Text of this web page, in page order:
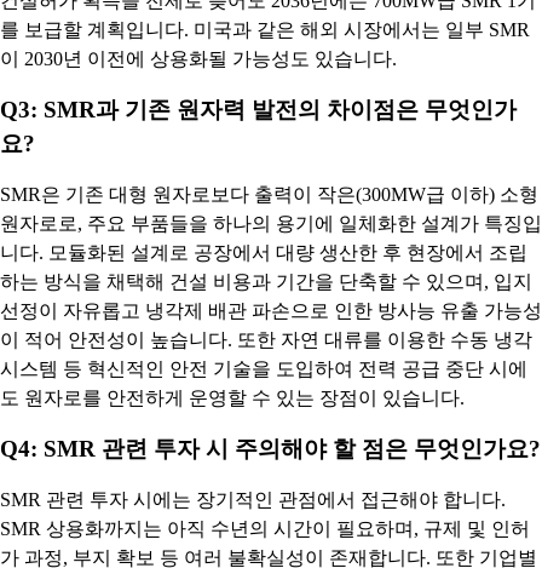
를 보급할 계획입니다. 미국과 같은 해외 시장에서는 일부 SMR
이 2030년 이전에 상용화될 가능성도 있습니다.
Q3: SMR과 기존 원자력 발전의 차이점은 무엇인가
요?
SMR은 기존 대형 원자로보다 출력이 작은(300MW급 이하) 소형
원자로로, 주요 부품들을 하나의 용기에 일체화한 설계가 특징입
니다. 모듈화된 설계로 공장에서 대량 생산한 후 현장에서 조립
하는 방식을 채택해 건설 비용과 기간을 단축할 수 있으며, 입지
선정이 자유롭고 냉각제 배관 파손으로 인한 방사능 유출 가능성
이 적어 안전성이 높습니다. 또한 자연 대류를 이용한 수동 냉각
시스템 등 혁신적인 안전 기술을 도입하여 전력 공급 중단 시에
도 원자로를 안전하게 운영할 수 있는 장점이 있습니다.
Q4: SMR 관련 투자 시 주의해야 할 점은 무엇인가요?
SMR 관련 투자 시에는 장기적인 관점에서 접근해야 합니다.
SMR 상용화까지는 아직 수년의 시간이 필요하며, 규제 및 인허
가 과정, 부지 확보 등 여러 불확실성이 존재합니다. 또한 기업별